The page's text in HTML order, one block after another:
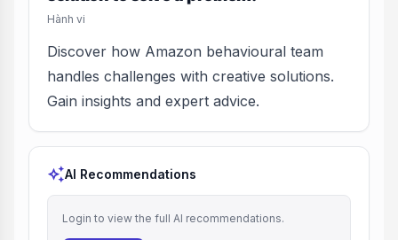
Hành vi
Discover how Amazon behavioural team
handles challenges with creative solutions.
Gain insights and expert advice.
auto_awesomeAI Recommendations
Login to view the full AI recommendations.